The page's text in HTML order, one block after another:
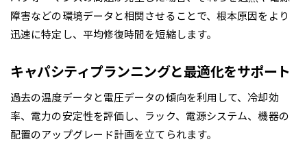
障害などの環境データと相関させることで、根本原因をより
迅速に特定し、平均修復時間を短縮します。
キャパシティプランニングと最適化をサポート
過去の温度データと電圧データの傾向を利用して、冷却効
率、電力の安定性を評価し、ラック、電源システム、機器の
配置のアップグレード計画を立てられます。